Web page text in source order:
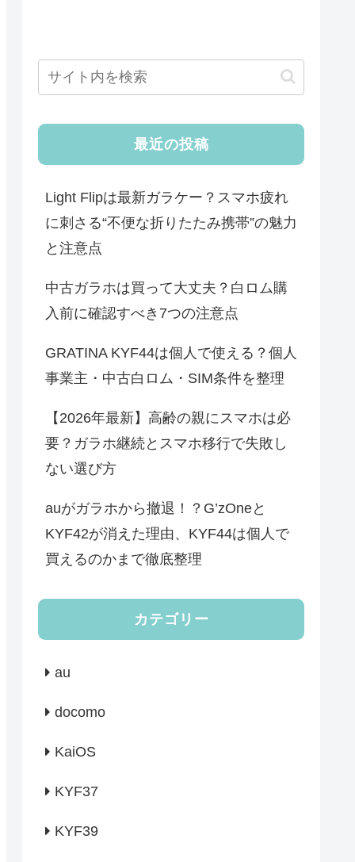
最近の投稿
Light Flipは最新ガラケー？スマホ疲れ
に刺さる“不便な折りたたみ携帯”の魅力
と注意点
中古ガラホは買って大丈夫？白ロム購
入前に確認すべき7つの注意点
GRATINA KYF44は個人で使える？個人
事業主・中古白ロム・SIM条件を整理
【2026年最新】高齢の親にスマホは必
要？ガラホ継続とスマホ移行で失敗し
ない選び方
auがガラホから撤退！？G’zOneと
KYF42が消えた理由、KYF44は個人で
買えるのかまで徹底整理
カテゴリー
au
docomo
KaiOS
KYF37
KYF39